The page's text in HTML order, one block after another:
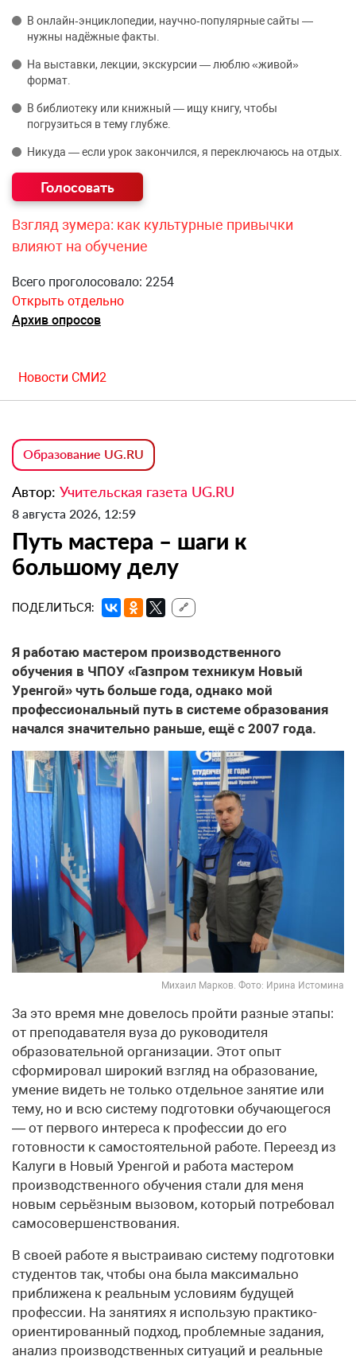
В онлайн‑энциклопедии, научно‑популярные сайты —
нужны надёжные факты.
На выставки, лекции, экскурсии — люблю «живой»
формат.
В библиотеку или книжный — ищу книгу, чтобы
погрузиться в тему глубже.
Никуда — если урок закончился, я переключаюсь на отдых.
Взгляд зумера: как культурные привычки
влияют на обучение
Всего проголосовало: 2254
Открыть отдельно
Архив опросов
Новости СМИ2
Образование UG.RU
Автор: Учительская газета UG.RU
8 августа 2026, 12:59
Путь мастера – шаги к
большому делу
ПОДЕЛИТЬСЯ: 🔗
Я работаю мастером производственного
обучения в ЧПОУ «Газпром техникум Новый
Уренгой» чуть больше года, однако мой
профессиональный путь в системе образования
начался значительно раньше, ещё с 2007 года.
Михаил Марков. Фото: Ирина Истомина
За это время мне довелось пройти разные этапы:
от преподавателя вуза до руководителя
образовательной организации. Этот опыт
сформировал широкий взгляд на образование,
умение видеть не только отдельное занятие или
тему, но и всю систему подготовки обучающегося
— от первого интереса к профессии до его
готовности к самостоятельной работе. Переезд из
Калуги в Новый Уренгой и работа мастером
производственного обучения стали для меня
новым серьёзным вызовом, который потребовал
самосовершенствования.
В своей работе я выстраиваю систему подготовки
студентов так, чтобы она была максимально
приближена к реальным условиям будущей
профессии. На занятиях я использую практико-
ориентированный подход, проблемные задания,
анализ производственных ситуаций и реальные